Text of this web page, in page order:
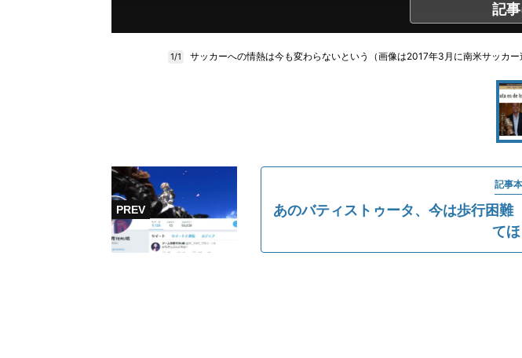
記
1/1 サッカーへの情熱は今も変わらないという（画像は2017年3月に南米サッカ
記事
あのバティストゥータ、今は歩行困
てほ